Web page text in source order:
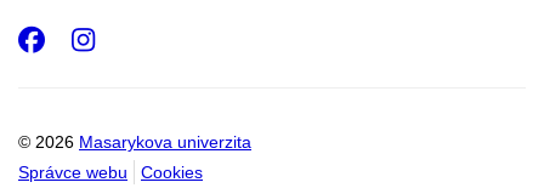
© 2026 Masarykova univerzita
Správce webu
Cookies
Facebook
Instagram